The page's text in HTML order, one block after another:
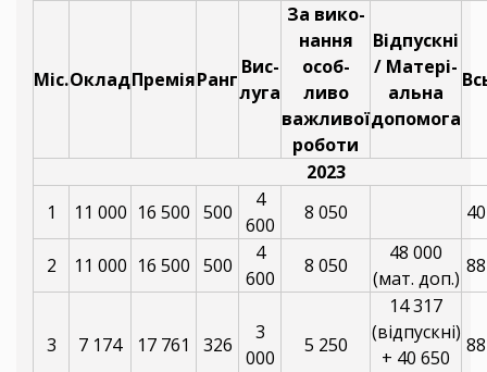
Міс.ОкладПреміяРанг
Вис-
луга
За вико-
нання
особ-
ливо
важливої
роботи
Відпускні
/ Матері-
альна
допомога
2023
1
11 000 16 500 500
4
600
8 050
2 11 000 16 500 500
4
600
8 050
48 000
(мат. доп.)
3 7 174 17 761 326
3
000
5 250
14 317
(відпускні)
+ 40 650